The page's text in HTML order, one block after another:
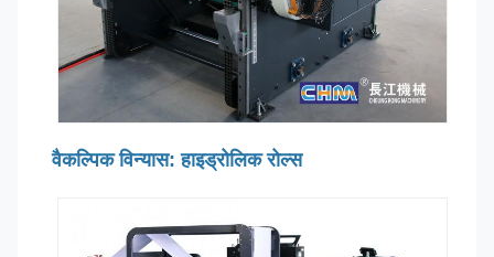
वैकल्पिक विन्यास: हाइड्रोलिक रोल्स